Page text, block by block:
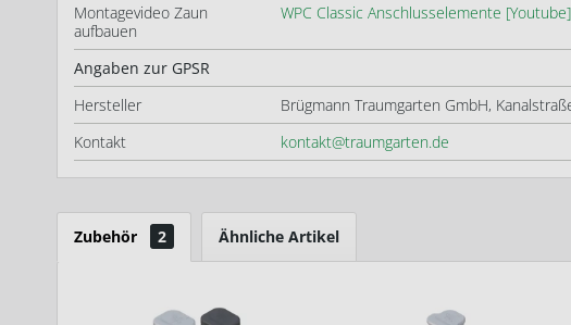
Montagevideo Zaun
aufbauen
WPC Classic Anschlusselemente [Youtube]
Angaben zur GPSR
Hersteller
Brügmann Traumgarten GmbH,
Kontakt
kontakt@traumgarten.de
Zubehör 2 Ähnliche Artikel